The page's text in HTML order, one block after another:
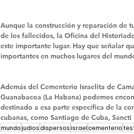
Aunque la construcción y reparación de
de los fallecidos, la Oficina del
este importante lugar. Hay que señalar
importantes en muchos lugares del
Además del Cementerio Israelita de
Guanabacoa (La Habana) podemos
destinado a esa parte específica de la
cubanas, como Santiago de Cuba,
mundojudiosdispersosisraelcementerio